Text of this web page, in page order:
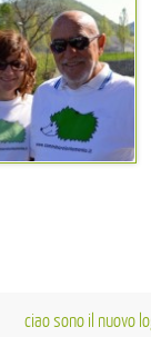
ciao sono il nuovo